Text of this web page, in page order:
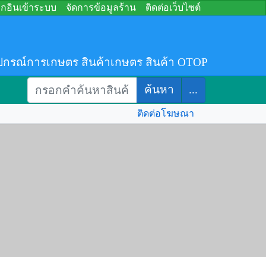
อินเข้าระบบ จัดการข้อมูลร้าน ติดต่อเว็บไซต์
ณ์การเกษตร สินค้าเกษตร สินค้า OTOP
ค้นหา ...
ติดต่อโฆษณา